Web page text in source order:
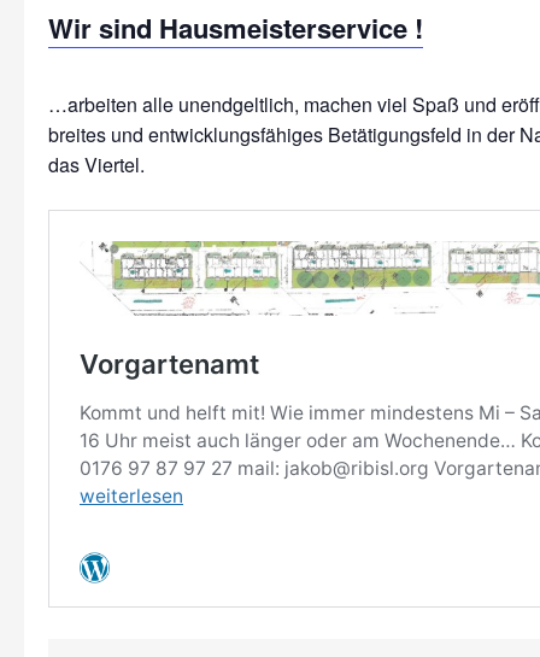
Wir sind Hausmeisterservice !
…arbeiten alle unendgeltlich, machen viel Spaß und
breites und entwicklungsfähiges Betätigungsfeld in der
das Viertel.